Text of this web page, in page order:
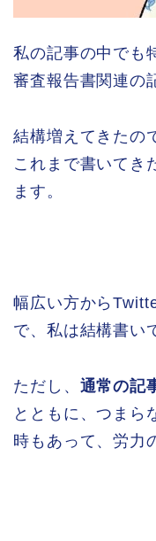
私の記事の中でも
審査報告書関連の
結構増えてきたの
これまで書いてき
ます。
幅広い方から
で、私は結構書い
ただし、 通常の記
とともに、つまら
時もあって、労力